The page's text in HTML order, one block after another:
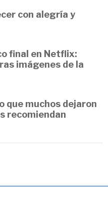
con alegría y
final en Netflix:
imágenes de la
que muchos dejaron
recomiendan